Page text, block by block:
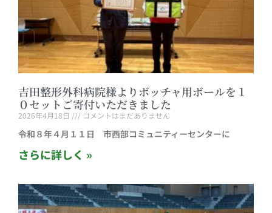
吉田整形外科病院様よりボッチャ用ボールを１
０セットご寄付いただきました
2026年4月18日 コメントはまだありません
令和８年４月１１日 市西部コミュニティーセンターに
さらに詳しく »